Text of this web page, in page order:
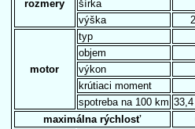
rozmery
šírka
výška
motor
typ
objem
výkon
krútiaci moment
spotreba na 100 km
maximálna rýchlosť